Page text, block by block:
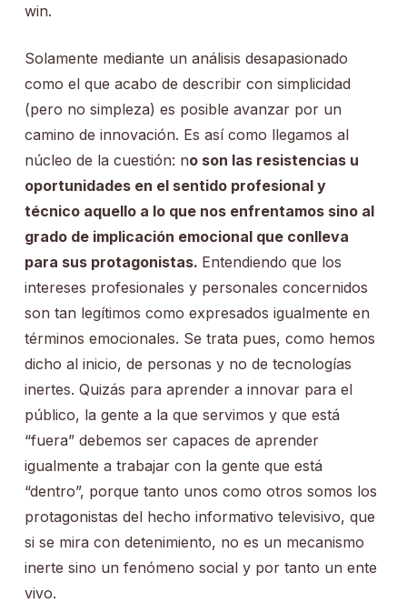
win.
Solamente mediante un análisis desapasionado
como el que acabo de describir con simplicidad
(pero no simpleza) es posible avanzar por un
camino de innovación. Es así como llegamos al
núcleo de la cuestión: no son las resistencias u
oportunidades en el sentido profesional y
técnico aquello a lo que nos enfrentamos sino al
grado de implicación emocional que conlleva
para sus protagonistas. Entendiendo que los
intereses profesionales y personales concernidos
son tan legítimos como expresados igualmente en
términos emocionales. Se trata pues, como hemos
dicho al inicio, de personas y no de tecnologías
inertes. Quizás para aprender a innovar para el
público, la gente a la que servimos y que está
“fuera” debemos ser capaces de aprender
igualmente a trabajar con la gente que está
“dentro”, porque tanto unos como otros somos los
protagonistas del hecho informativo televisivo, que
si se mira con detenimiento, no es un mecanismo
inerte sino un fenómeno social y por tanto un ente
vivo.